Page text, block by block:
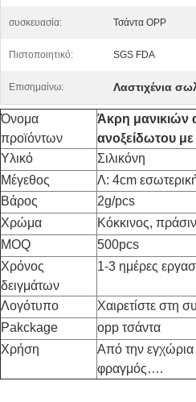
συσκευασία: Τσάντα OPP
Πιστοποιητικό: SGS FDA
Επισημαίνω: Λαστιχένια
Όνομα
προϊόντων
Άκρη μανικιών
ανοξείδωτου με
Υλικό
Σιλικόνη
Μέγεθος
Λ: 4cm
Βάρος
2g/pcs
Χρώμα
Κόκκινος,
MOQ
500pcs
Χρόνος
δειγμάτων
1-3 ημέρες
Λογότυπο
Χαιρετίστε στη
Pakckage
opp τσάντα
Χρήση
Από την
φραγμός….